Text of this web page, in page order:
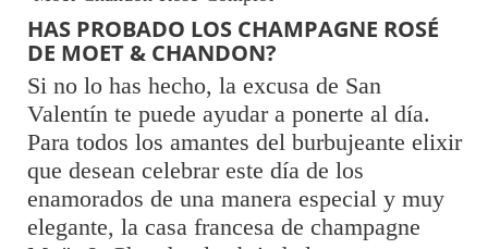
HAS PROBADO LOS CHAMPAGNE ROSÉ
DE MOET & CHANDON?
Si no lo has hecho, la excusa de San
Valentín te puede ayudar a ponerte al día.
Para todos los amantes del burbujeante elixir
que desean celebrar este día de los
enamorados de una manera especial y muy
elegante, la casa francesa de champagne